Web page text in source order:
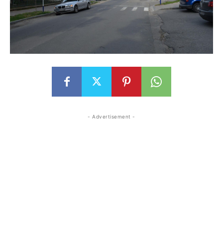
- Advertisement -